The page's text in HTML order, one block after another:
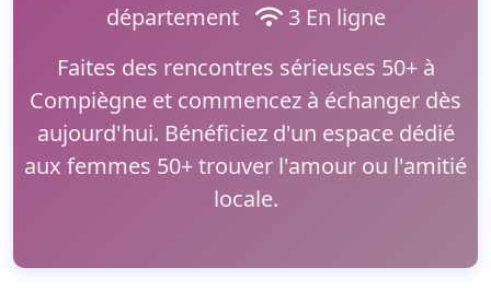
département
3 En ligne
Faites des rencontres sérieuses 50+ à
Compiègne et commencez à échanger dès
aujourd'hui. Bénéficiez d'un espace dédié
aux femmes 50+ trouver l'amour ou l'amitié
locale.